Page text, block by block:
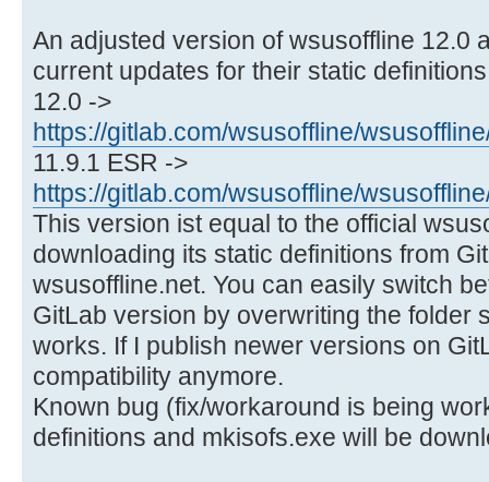
An adjusted version of wsusoffline 12.0
current updates for their static
12.0 ->
https://gitlab.com/wsusoffline/
11.9.1 ESR ->
https://gitlab.com/wsusoffline/
This version ist equal to the official
downloading its static definitions from
wsusoffline.net. You can easily switch
GitLab version by overwriting the folder
works. If I publish newer versions on
compatibility anymore.
Known bug (fix/workaround is being
definitions and mkisofs.exe will be